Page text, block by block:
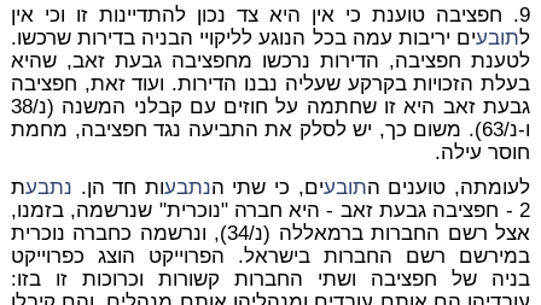
9. חפציבה טוענת כי אין היא צד נכון להתדיינות זו וכי אין
לתובעים יריבות עמה בכל הנוגע לליקויי הבניה בדירות שרכשו.
לטענת חפציבה, הדירות נרכשו מחפציבה גבעת זאב, שהיא
בעלת הזכויות בקרקע שעליה נבנו הדירות. ועוד זאת, חפציבה
גבעת זאב היא זו שחתמה על חוזים עם קבלני המשנה (נ/38
ו-נ/63). משום כך, יש לסלק את התביעה נגד חפציבה, מחמת
חוסר עילה.
לעומתה, טוענים התובעים, כי שתי הנתבעות חד הן. נתבעת
2 - חפציבה גבעת זאב - היא חברה "נוכרית" שנרשמה, בזמנו,
אצל רשם החברות ברמאללה (נ/34), ונרשמה כחברה נוכרית
במירשם רשם החברות בישראל. הפרוייקט הוצג כפרוייקט
בניה של חפציבה ושתי החברות קשורות וכרוכות זו בזו: